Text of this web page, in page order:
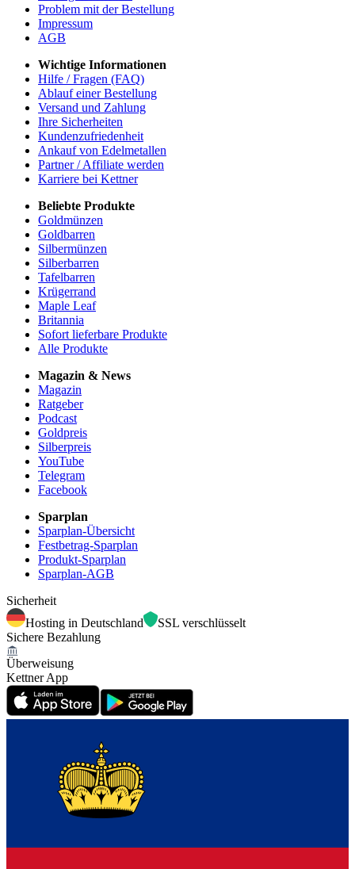
Problem mit der Bestellung
Impressum
AGB
Wichtige Informationen
Hilfe / Fragen (FAQ)
Ablauf einer Bestellung
Versand und Zahlung
Ihre Sicherheiten
Kundenzufriedenheit
Ankauf von Edelmetallen
Partner / Affiliate werden
Karriere bei Kettner
Beliebte Produkte
Goldmünzen
Goldbarren
Silbermünzen
Silberbarren
Tafelbarren
Krügerrand
Maple Leaf
Britannia
Sofort lieferbare Produkte
Alle Produkte
Magazin & News
Magazin
Ratgeber
Podcast
Goldpreis
Silberpreis
YouTube
Telegram
Facebook
Sparplan
Sparplan-Übersicht
Festbetrag-Sparplan
Produkt-Sparplan
Sparplan-AGB
Sicherheit
Hosting in Deutschland
SSL verschlüsselt
Sichere Bezahlung
Überweisung
Kettner App